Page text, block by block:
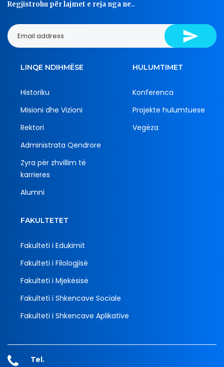
Regjistrohu për lajmet e reja nga ne..
LINQE NDIHMËSE
Historiku
Misioni dhe Vizioni
Rektori
Administrata Qendrore
Zyra për zhvillim të
karrieres
Alumni
HULUMTIMET
Konferenca
Projekte hulumtuese
Vegëza
FAKULTETET
Fakulteti i Edukimit
Fakulteti i Filologjisë
Fakulteti i Mjekësisë
Fakulteti i Shkencave Sociale
Fakulteti i Shkencave Aplikative
Tel.